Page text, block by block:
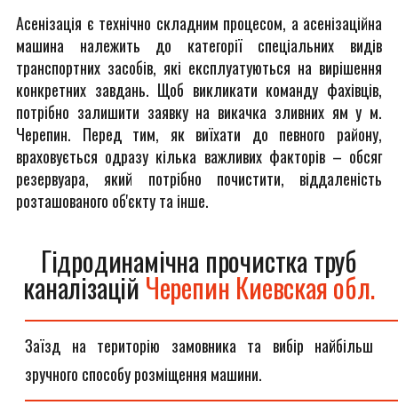
Асенізація є технічно складним процесом, а асенізаційна
машина належить до категорії спеціальних видів
транспортних засобів, які експлуатуються на вирішення
конкретних завдань. Щоб викликати команду фахівців,
потрібно залишити заявку на викачка зливних ям у м.
Черепин. Перед тим, як виїхати до певного району,
враховується одразу кілька важливих факторів – обсяг
резервуара, який потрібно почистити, віддаленість
розташованого об'єкту та інше.
Гідродинамічна прочистка труб
каналізацій Черепин Киевская обл.
Заїзд на територію замовника та вибір найбільш
зручного способу розміщення машини.